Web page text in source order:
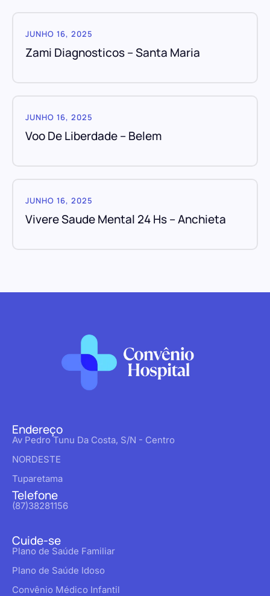
JUNHO 16, 2025
Zami Diagnosticos – Santa Maria
JUNHO 16, 2025
Voo De Liberdade – Belem
JUNHO 16, 2025
Vivere Saude Mental 24 Hs – Anchieta
Endereço
Av Pedro Tunu Da Costa, S/N - Centro
NORDESTE
Tuparetama
Telefone
(87)38281156
Cuide-se
Plano de Saúde Familiar
Plano de Saúde Idoso
Convênio Médico Infantil